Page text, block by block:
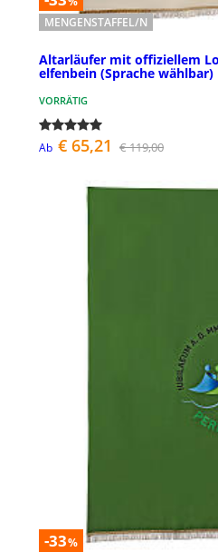
MENGENSTAFFEL/N
Altarläufer mit offiziellem
elfenbein (Sprache wählbar)
VORRÄTIG
Ab € 65,21 € 119,00
-33%